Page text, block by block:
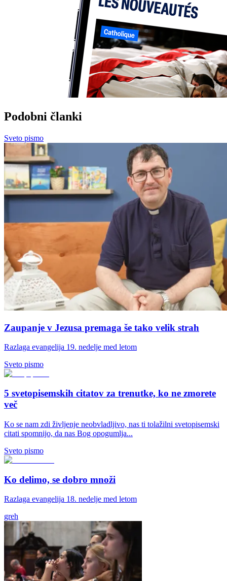
Podobni članki
Sveto pismo
Zaupanje v Jezusa premaga še tako velik strah
Razlaga evangelija 19. nedelje med letom
Sveto pismo
5 svetopisemskih citatov za trenutke, ko ne zmorete
več
Ko se nam zdi življenje neobvladljivo, nas ti tolažilni svetopisemski
citati spomnijo, da nas Bog opogumlja...
Sveto pismo
Ko delimo, se dobro množi
Razlaga evangelija 18. nedelje med letom
greh